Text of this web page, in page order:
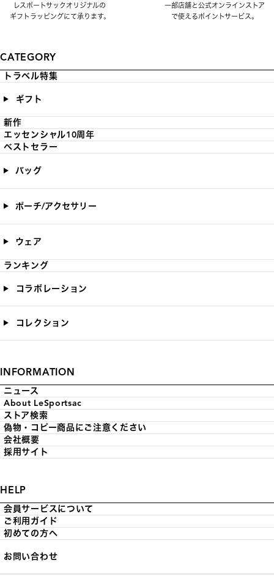
レスポートサックオリジナルの
ギフトラッピングにて承ります。
一部店舗と公式オンラインストア
で使えるポイントサービス。
CATEGORY
トラベル特集
ギフト
新作
エッセンシャル10周年
ベストセラー
バッグ
ポーチ/アクセサリー
ウェア
ランキング
コラボレーション
コレクション
INFORMATION
ニュース
About LeSportsac
ストア検索
偽物・コピー商品にご注意ください
会社概要
採用サイト
HELP
会員サービスについて
ご利用ガイド
初めての方へ
お問い合わせ